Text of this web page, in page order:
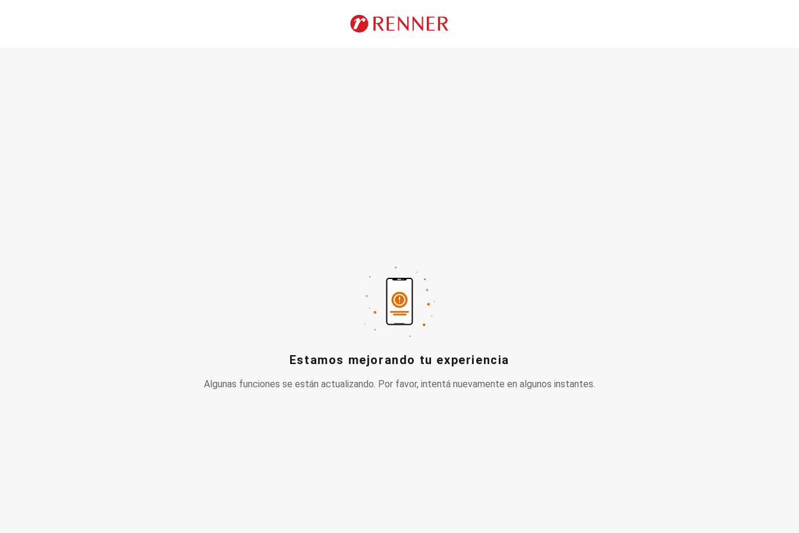
Estamos mejorando tu experiencia
Algunas funciones se están actualizando. Por favor, intentá nuevamente en algunos instantes.